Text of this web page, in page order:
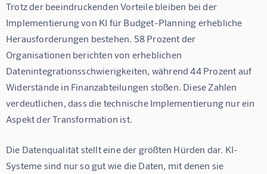
Trotz der beeindruckenden Vorteile bleiben bei der
Implementierung von KI für Budget-Planning erhebliche
Herausforderungen bestehen. 58 Prozent der
Organisationen berichten von erheblichen
Datenintegrationsschwierigkeiten, während 44 Prozent auf
Widerstände in Finanzabteilungen stoßen. Diese Zahlen
verdeutlichen, dass die technische Implementierung nur ein
Aspekt der Transformation ist.
Die Datenqualität stellt eine der größten Hürden dar. KI-
Systeme sind nur so gut wie die Daten, mit denen sie